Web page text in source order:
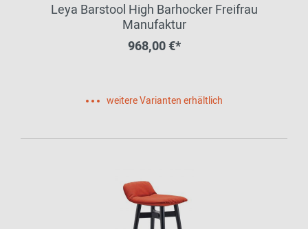
Leya Barstool High Barhocker Freifrau
Manufaktur
968,00 €*
weitere Varianten erhältlich